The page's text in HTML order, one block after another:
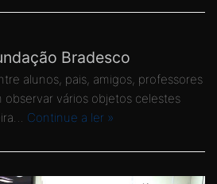
Bradesco
alunos, pais, amigos, professores
vários objetos celestes
Continue a ler »